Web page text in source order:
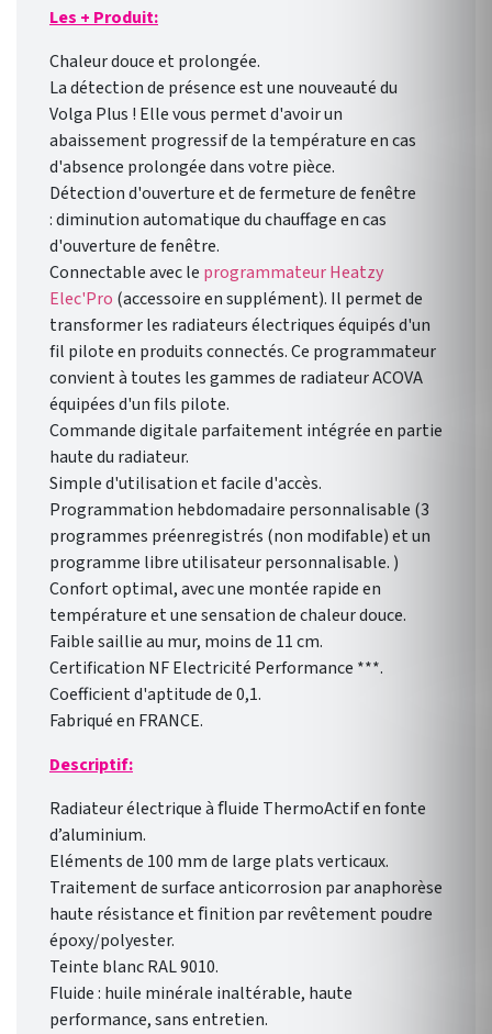
gratuite pour smartphone
Heatzy : réaliser de vraie
économie d’énergie !
Programmation
hebdomadaire
personnalisable selon votre
rythme de vie !
Les + Produit:
Chaleur douce et prolongée.
La détection de présence est une nouveauté du
Volga Plus ! Elle vous permet d'avoir un
abaissement progressif de la température en cas
d'absence prolongée dans votre pièce.
Détection d'ouverture et de fermeture de fenêtre
:diminution automatique du chauffage en cas
d'ouverture de fenêtre.
Connectable avec le programmateurHeatzy
Elec'Pro (accessoire en supplément). Il permet de
transformer les radiateurs électriques équipés d'un
fil pilote en produits connectés. Ce programmateur
convient à toutes les gammes de radiateur ACOVA
équipées d'un fils pilote.
Commande digitale parfaitement intégrée en partie
haute du radiateur.
Simple d'utilisation et facile d'accès.
Programmation hebdomadaire personnalisable (3
programmes préenregistrés (non modifable) et un
programme libre utilisateur personnalisable. )
Confort optimal, avec une montée rapide en
température et une sensation de chaleur douce.
Faible saillie au mur, moins de 11 cm.
Certification NF Electricité Performance ***.
Coefficient d'aptitude de 0,1.
Fabriqué en FRANCE.
Descriptif:
Radiateur électrique à ﬂuide ThermoActif en fonte
d’aluminium.
Eléments de 100 mm de large plats verticaux.
Traitement de surface anticorrosion par anaphorèse
haute résistance et ﬁnition par revêtement poudre
époxy/polyester.
Teinte blanc RAL 9010.
Fluide : huile minérale inaltérable, haute
performance, sans entretien.